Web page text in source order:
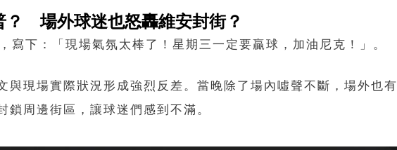
？ 場外球迷也怒轟維安封街？
下：「現場氣氛太棒了！星期三一定要贏球，加油尼克！」。
與現場實際狀況形成強烈反差。當晚除了場內噓聲不斷，場外也有
周邊街區，讓球迷們感到不滿。